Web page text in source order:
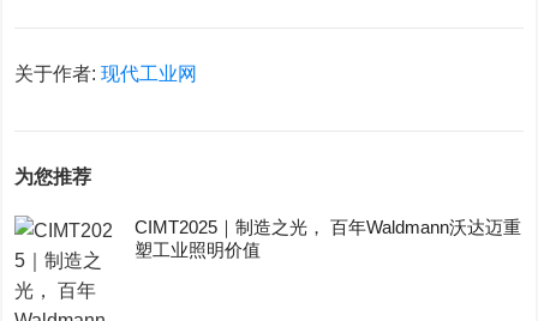
关于作者:现代工业网
为您推荐
CIMT2025｜制造之光， 百年Waldmann沃达迈重
塑工业照明价值